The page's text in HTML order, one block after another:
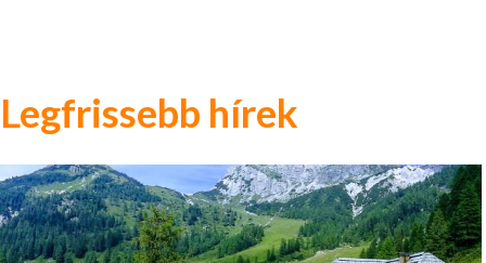
Legfrissebb hírek